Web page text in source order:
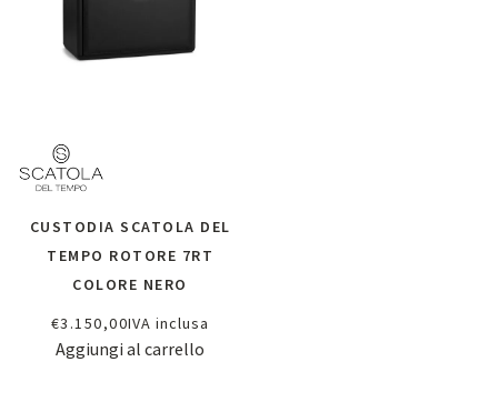
CUSTODIA SCATOLA DEL
TEMPO ROTORE 7RT
COLORE NERO
€3.150,00IVA inclusa
Aggiungi al carrello